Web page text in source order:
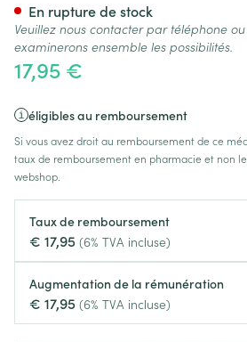
17,95 €
éligibles au remboursement
Si vous avez droit au remboursement de ce
taux de remboursement en pharmacie et non
webshop.
Taux de remboursement
€ 17,95 (6% TVA incluse)
Augmentation de la rémunération
€ 17,95 (6% TVA incluse)
En rupture de stock
Veuillez nous contacter par téléphone
examinerons ensemble les possibilités.